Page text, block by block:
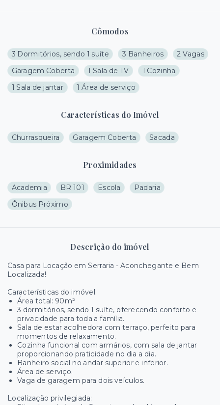
Cômodos
3 Dormitórios, sendo 1 suíte 3 Banheiros
2 Vagas
Garagem Coberta
1 Sala de TV
1 Cozinha
1 Sala de jantar
1 Área de serviço
Características do Imóvel
Churrasqueira Garagem Coberta Sacada
Proximidades
Academia BR 101 Escola
Padaria
Ônibus Próximo
Descrição do imóvel
Casa para Locação em Serraria - Aconchegante e Bem
Localizada!
Características do imóvel:
Área total: 90m²
3 dormitórios, sendo 1 suíte, oferecendo conforto e
privacidade para toda a família.
Sala de estar acolhedora com terraço, perfeito para
momentos de relaxamento.
Cozinha funcional com armários, com sala de jantar
proporcionando praticidade no dia a dia.
Banheiro social no andar superior e inferior.
Área de serviço.
Vaga de garagem para dois veículos.
Localização privilegiada: